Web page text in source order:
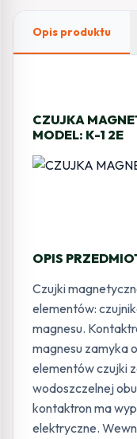
Opis produktu
CZUJKA
MODEL: K-1 2E
OPIS
Czujki
elementów:
magnesu.
magnesu zamyka
elementów czujki
wodoszczelnej
kontaktron ma
elektryczne.